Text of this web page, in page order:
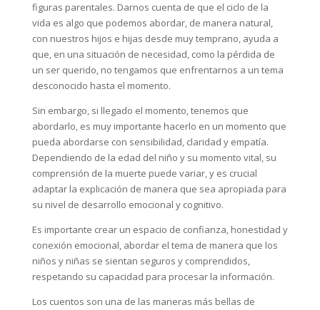
figuras parentales. Darnos cuenta de que el ciclo de la
vida es algo que podemos abordar, de manera natural,
con nuestros hijos e hijas desde muy temprano, ayuda a
que, en una situación de necesidad, como la pérdida de
un ser querido, no tengamos que enfrentarnos a un tema
desconocido hasta el momento.
Sin embargo, si llegado el momento, tenemos que
abordarlo, es muy importante hacerlo en un momento que
pueda abordarse con sensibilidad, claridad y empatía.
Dependiendo de la edad del niño y su momento vital, su
comprensión de la muerte puede variar, y es crucial
adaptar la explicación de manera que sea apropiada para
su nivel de desarrollo emocional y cognitivo.
Es importante crear un espacio de confianza, honestidad y
conexión emocional, abordar el tema de manera que los
niños y niñas se sientan seguros y comprendidos,
respetando su capacidad para procesar la información.
Los cuentos son una de las maneras más bellas de